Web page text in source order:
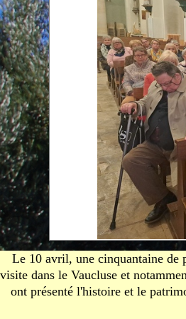
Le 10 avril, une cinquantaine de
visite dans le Vaucluse et
ont présenté l'histoire et le